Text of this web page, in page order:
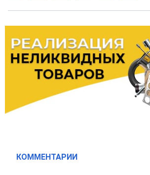
КОММЕНТАРИИ